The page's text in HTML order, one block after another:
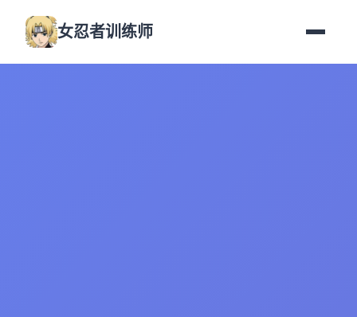
女忍者训练师